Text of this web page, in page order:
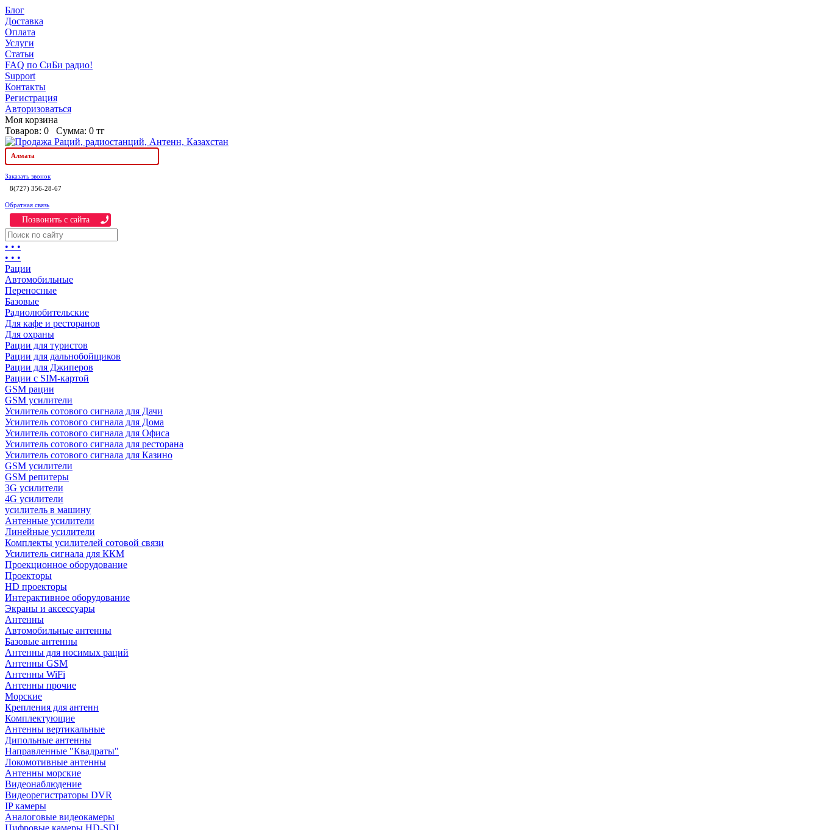
Блог
Доставка
Оплата
Услуги
Статьи
FAQ по СиБи радио!
Support
Контакты
Регистрация
Авторизоваться
Моя корзина
Товаров: 0 Сумма: 0 тг
Алмата
Заказать звонок
8(727) 356-28-67
Обратная связь
Позвонить c сайта
• • •
• • •
Рации
Автомобильные
Переносные
Базовые
Радиолюбительские
Для кафе и ресторанов
Для охраны
Рации для туристов
Рации для дальнобойщиков
Рации для Джиперов
Рации с SIM-картой
GSM рации
GSM усилители
Усилитель сотового сигнала для Дачи
Усилитель сотового сигнала для Дома
Усилитель сотового сигнала для Офиса
Усилитель сотового сигнала для ресторана
Усилитель сотового сигнала для Казино
GSM усилители
GSM репитеры
3G усилители
4G усилители
усилитель в машину
Антенные усилители
Линейные усилители
Комплекты усилителей сотовой связи
Усилитель сигнала для ККМ
Проекционное оборудование
Проекторы
HD проекторы
Интерактивное оборудование
Экраны и аксессуары
Антенны
Автомобильные антенны
Базовые антенны
Антенны для носимых раций
Антенны GSM
Антенны WiFi
Антенны прочие
Морские
Крепления для антенн
Комплектующие
Антенны вертикальные
Дипольные антенны
Направленные "Квадраты"
Локомотивные антенны
Антенны морские
Видеонаблюдение
Видеорегистраторы DVR
IP камеры
Аналоговые видеокамеры
Цифровые камеры HD-SDI